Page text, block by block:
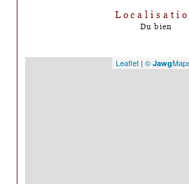
Du bien
Leaflet | © Jawg